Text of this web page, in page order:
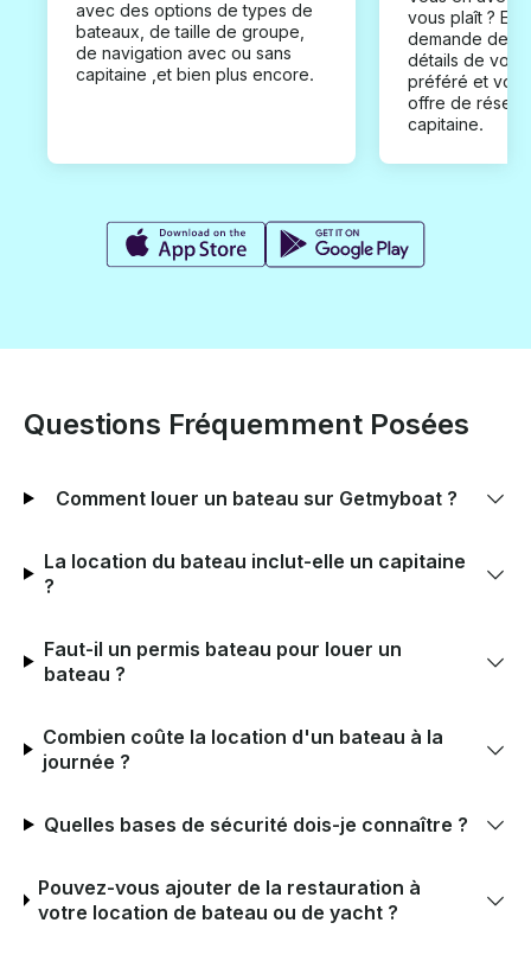
avec des options de types de
bateaux, de taille de groupe,
de navigation avec ou sans
capitaine ,et bien plus encore.
vous plaît ?
demande de
détails de
préféré et
offre de
capitaine.
Questions Fréquemment Posées
Comment louer un bateau sur Getmyboat ?
La location du bateau inclut-elle un capitaine
?
Faut-il un permis bateau pour louer un
bateau ?
Combien coûte la location d'un bateau à la
journée ?
Quelles bases de sécurité dois-je connaître ?
Pouvez-vous ajouter de la restauration à
votre location de bateau ou de yacht ?